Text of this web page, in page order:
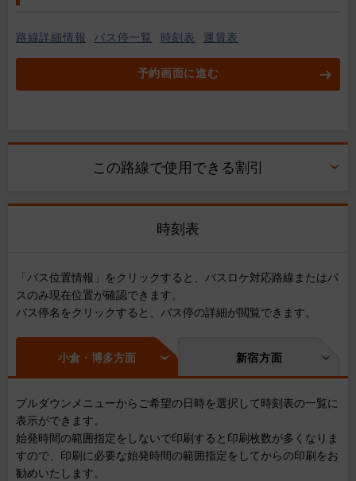
路線詳細情報 バス停一覧 時刻表 運賃表
予約画面に進む
この路線で使用できる割引
時刻表
「バス位置情報」をクリックすると、バスロケ対応路線またはバ
スのみ現在位置が確認できます。
バス停名をクリックすると、バス停の詳細が閲覧できます。
小倉・博多方面 新宿方面
プルダウンメニューからご希望の日時を選択して時刻表の一覧に
表示ができます。
始発時間の範囲指定をしないで印刷すると印刷枚数が多くなりま
すので、印刷に必要な始発時間の範囲指定をしてからの印刷をお
勧めいたします。